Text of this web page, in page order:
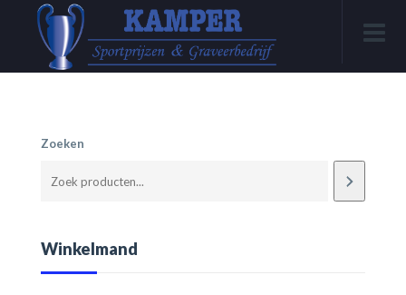
Zoeken
Winkelmand